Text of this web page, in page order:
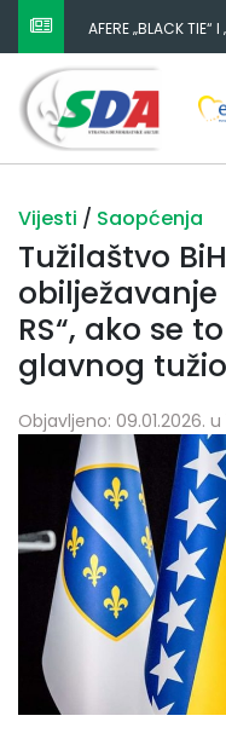
AFERE „BLACK TIE“
ZATAŠKATI
Vijesti / Saopćenja
Tužilaštvo
RS“, ako se
glavnog
Objavljeno: 09.01.2026. u